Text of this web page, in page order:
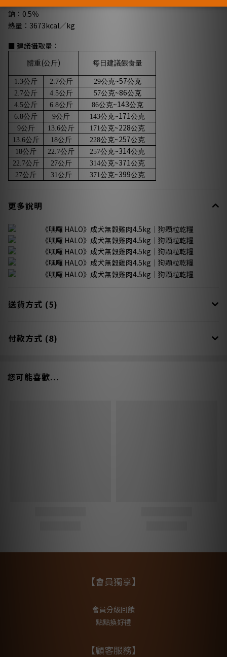
鈉：0.5％
熱量：3673kcal／kg
■ 建議攝取量：
體重 (公斤) 每日建議餵食量
1.3公斤 2.7公斤 29公克~57公克
2.7公斤 4.5公斤 57公克~86公克
4.5公斤 6.8公斤 86公克~143公克
6.8公斤 9公斤 143公克~171 公克
9公斤 13.6公斤 171公克~228公克
13.6公斤 18公斤 228公克~257公克
18公斤 22.7公斤 257公克~314公克
22.7公斤 27公斤 314公克~371 公克
27公斤 31公斤 371公克~399公克
更多說明
送貨方式 (5)
付款方式 (8)
您可能喜歡...
【會員獨享】
會員分級回饋
點點換好禮
【顧客服務】